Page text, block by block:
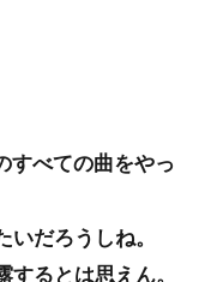
すべての曲をやっ
だろうしね。
るとは思えん。